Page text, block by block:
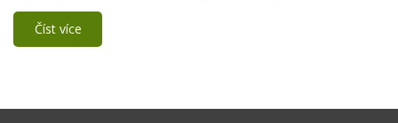
Číst více